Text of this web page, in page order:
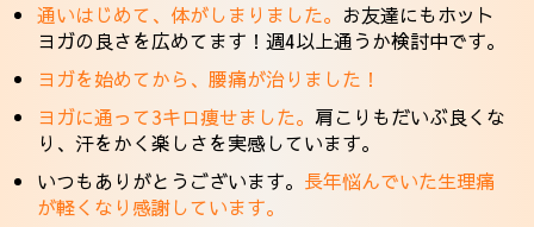
通いはじめて、体がしまりました。 お友達にもホット
ヨガの良さを広めてます！週4以上通うか検討中です。
ヨガを始めてから、腰痛が治りました！
ヨガに通って3キロ痩せました。 肩こりもだいぶ良くな
り、汗をかく楽しさを実感しています。
いつもありがとうございます。 長年悩んでいた生理痛
が軽くなり感謝しています。